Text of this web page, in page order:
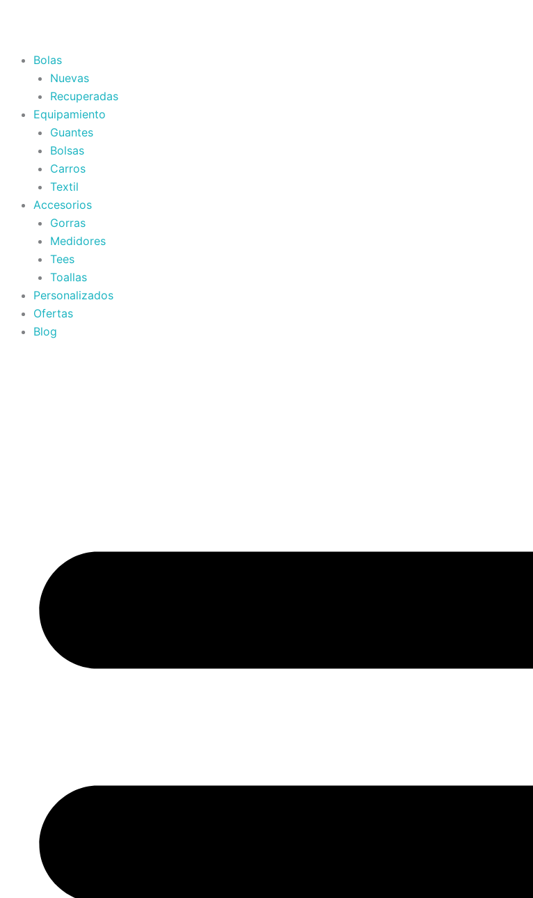
Bolas
Nuevas
Recuperadas
Equipamiento
Guantes
Bolsas
Carros
Textil
Accesorios
Gorras
Medidores
Tees
Toallas
Personalizados
Ofertas
Blog